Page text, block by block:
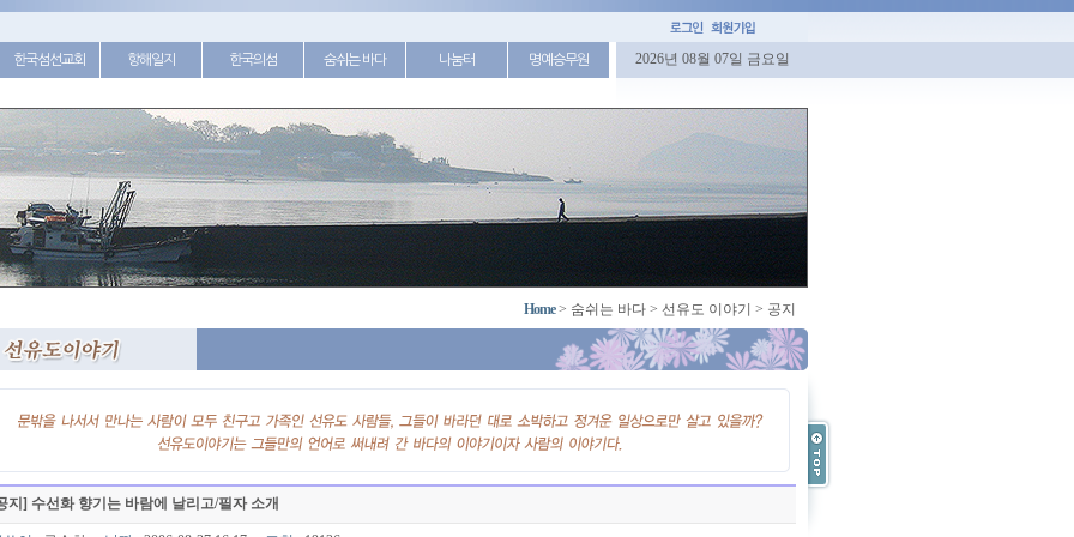
한국섬선교회 항해일지 한국의섬 숨쉬는 바다 나눔터 명예승무원 2026년 08월 07일 금요일
Home> 숨쉬는 바다 > 선유도 이야기 > 공지
지] 수선화 향기는 바람에 날리고/필자 소개